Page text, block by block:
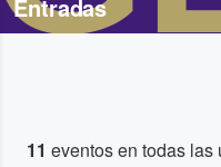
Entradas
11 eventos en todas las